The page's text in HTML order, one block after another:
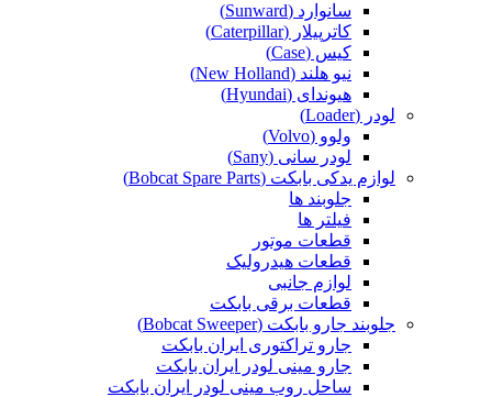
سانوارد (Sunward)
کاترپیلار (Caterpillar)
کیس (Case)
نیو هلند (New Holland)
هیوندای (Hyundai)
لودر (Loader)
ولوو (Volvo)
لودر سانی (Sany)
لوازم یدکی بابکت (Bobcat Spare Parts)
جلوبند ها
فیلتر ها
قطعات موتور
قطعات هیدرولیک
لوازم جانبی
قطعات برقی بابکت
جلوبند جارو بابکت (Bobcat Sweeper)
جارو تراکتوری ایران بابکت
جارو مینی لودر ایران بابکت
ساحل روب مینی لودر ایران بابکت